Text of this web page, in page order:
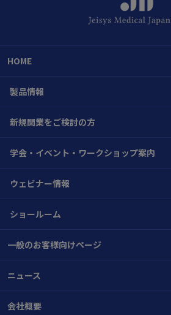
HOME
製品情報
新規開業をご検討の方
学会・イベント・ワークショップ案内
ウェビナー情報
ショールーム
一般のお客様向けページ
ニュース
会社概要